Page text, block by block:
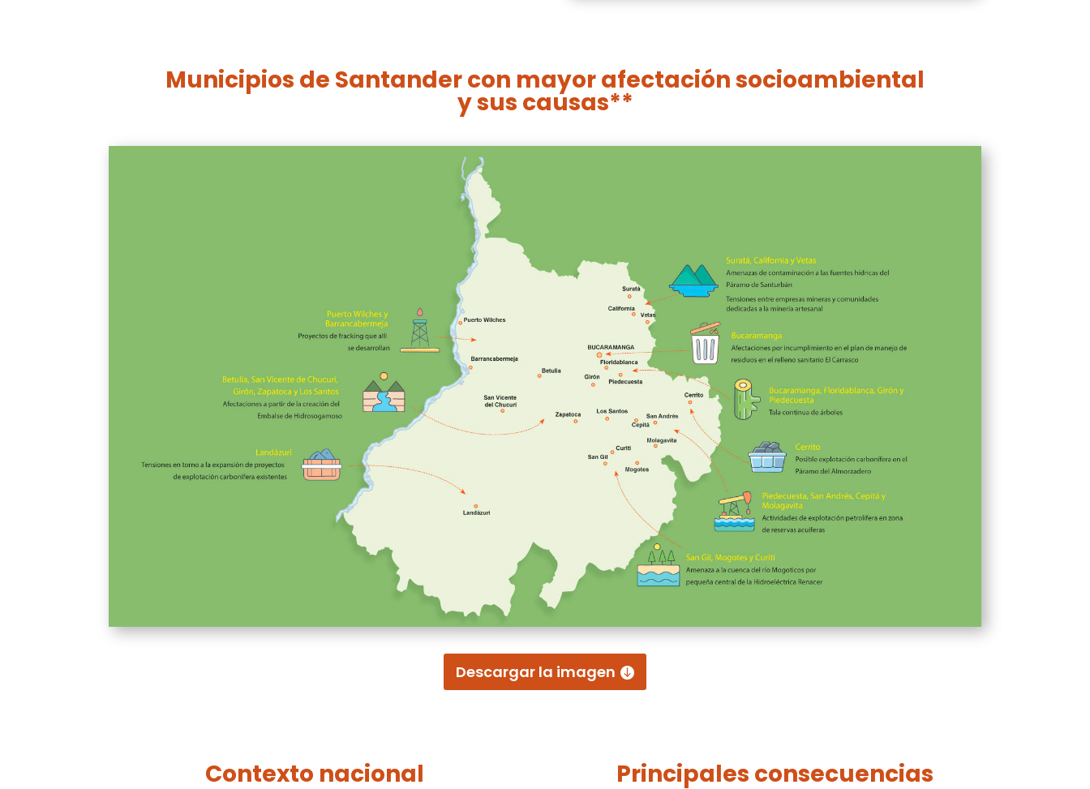
Municipios de Santander con mayor afectación socioambiental
y sus causas**
Descargar la imagen
Contexto nacional Principales consecuencias